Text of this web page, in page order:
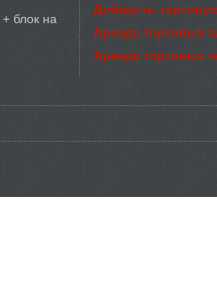
+ блок на
Добавить
Аренда торговых
Аренда торговых